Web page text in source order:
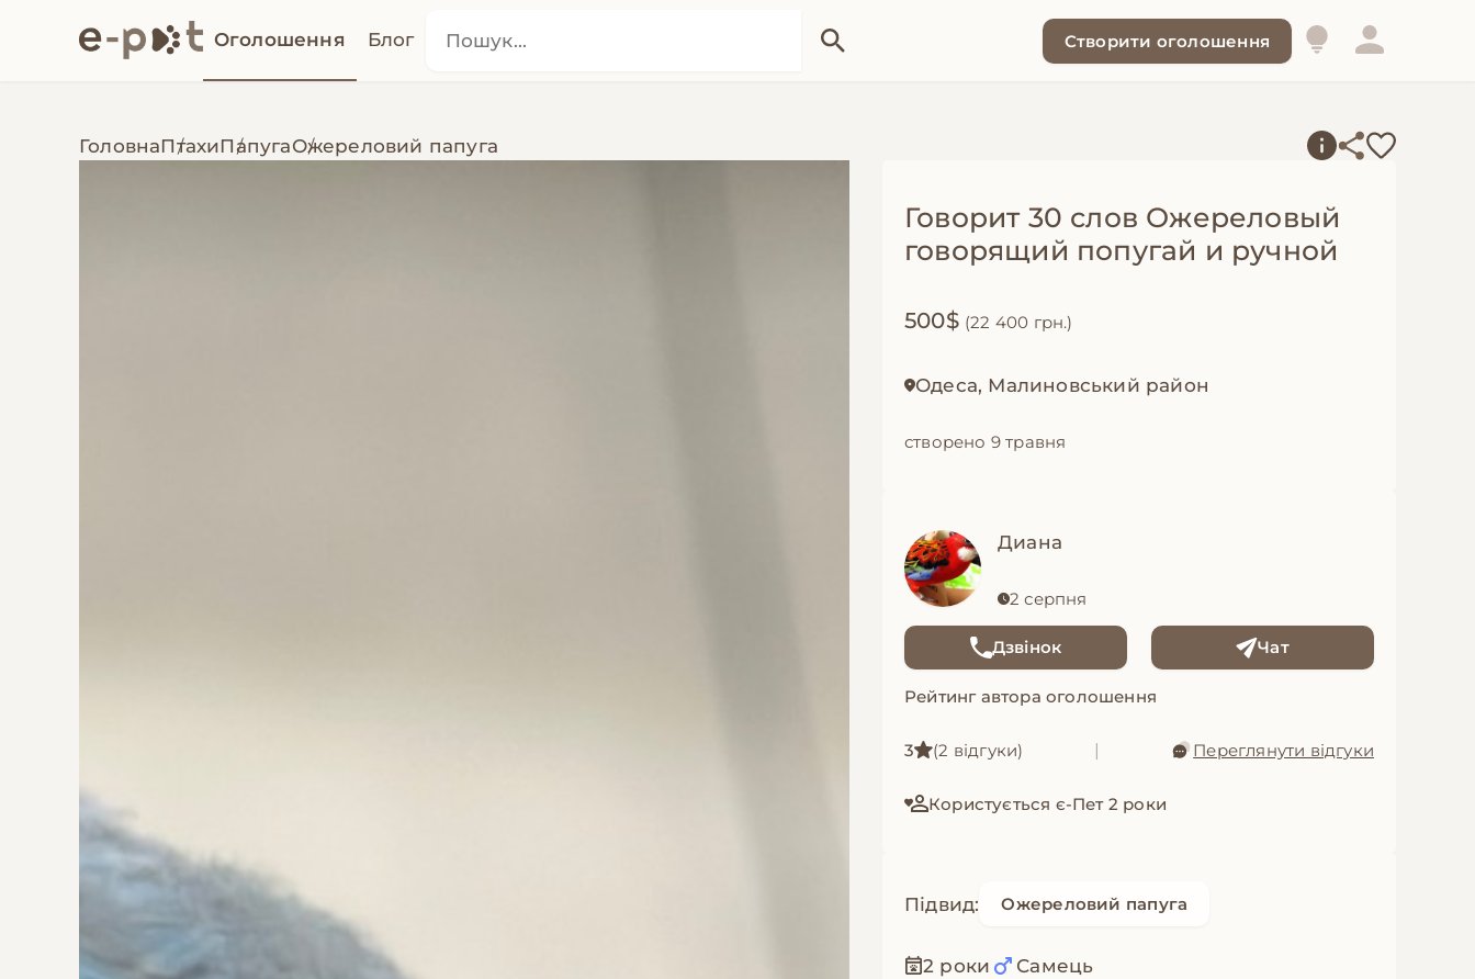
Оголошення Блог Створити оголошення
ГоловнаПтахиПапугаОжереловий папуга
Говорит 30 слов Ожереловый
говорящий попугай и ручной
500$ (22 400 грн.)
Одеса, Малиновський район
створено 9 травня
Диана
2 серпня
Дзвінок Чат
Рейтинг автора оголошення
3 (2 відгуки) | Переглянути відгуки
Користується є-Пет 2 роки
Підвид: Ожереловий папуга
2 роки Самець